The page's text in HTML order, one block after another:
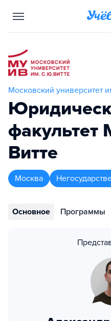
Московский университет
Витте
Москва
Основное Программы